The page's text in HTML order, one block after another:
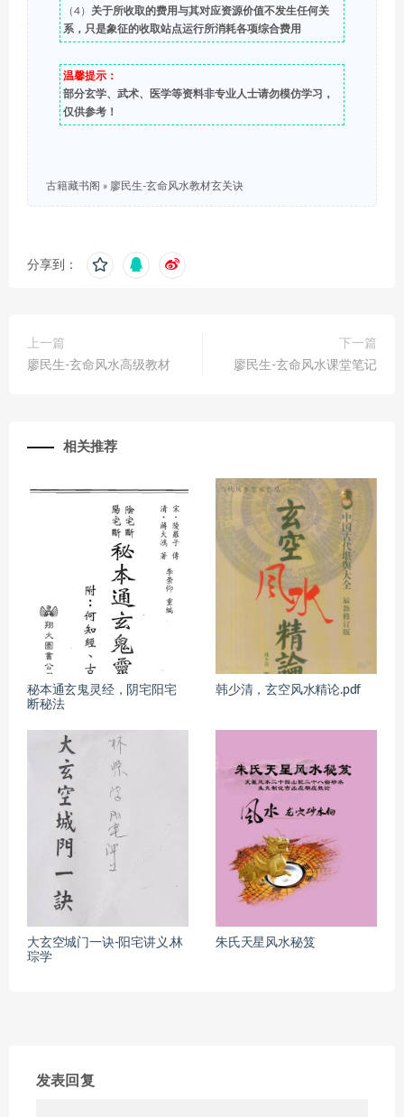
（4） 关于所收取的费用与其对应资源价值不发生任何关
系，只是象征的收取站点运行所消耗各项综合费用
温馨提示：
部分玄学、武术、医学等资料非专业人士请勿模仿学习，
仅供参考！
古籍藏书阁 » 廖民生-玄命风水教材玄关诀
分享到：
上一篇
廖民生-玄命风水高级教材
下一篇
廖民生-玄命风水课堂笔记
相关推荐
秘本通玄鬼灵经，阴宅阳宅
断秘法
韩少清，玄空风水精论.pdf
大玄空城门一诀-阳宅讲义.林
琮学
朱氏天星风水秘笈
发表回复